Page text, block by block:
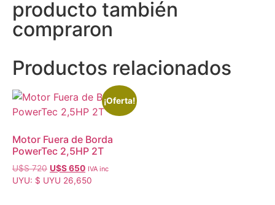
producto también
compraron
Productos relacionados
¡Oferta!
Motor Fuera de Borda
PowerTec 2,5HP 2T
U$S720 U$S650 IVA inc
UYU: $ UYU 26,650